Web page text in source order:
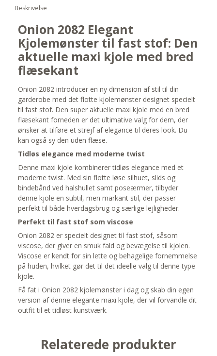
Beskrivelse
Onion 2082 Elegant
Kjolemønster til fast stof: Den
aktuelle maxi kjole med bred
flæsekant
Onion 2082 introducer en ny dimension af stil til din
garderobe med det flotte kjolemønster designet specielt
til fast stof. Den super aktuelle maxi kjole med en bred
flæsekant forneden er det ultimative valg for dem, der
ønsker at tilføre et strejf af elegance til deres look. Du
kan også sy den uden flæse.
Tidløs elegance med moderne twist
Denne maxi kjole kombinerer tidløs elegance med et
moderne twist. Med sin flotte løse silhuet, slids og
bindebånd ved halshullet samt poseærmer, tilbyder
denne kjole en subtil, men markant stil, der passer
perfekt til både hverdagsbrug og særlige lejligheder.
Perfekt til fast stof som viscose
Onion 2082 er specielt designet til fast stof, såsom
viscose, der giver en smuk fald og bevægelse til kjolen.
Viscose er kendt for sin lette og behagelige fornemmelse
på huden, hvilket gør det til det ideelle valg til denne type
kjole.
Få fat i Onion 2082 kjolemønster i dag og skab din egen
version af denne elegante maxi kjole, der vil forvandle dit
outfit til et tidløst kunstværk.
Relaterede produkter